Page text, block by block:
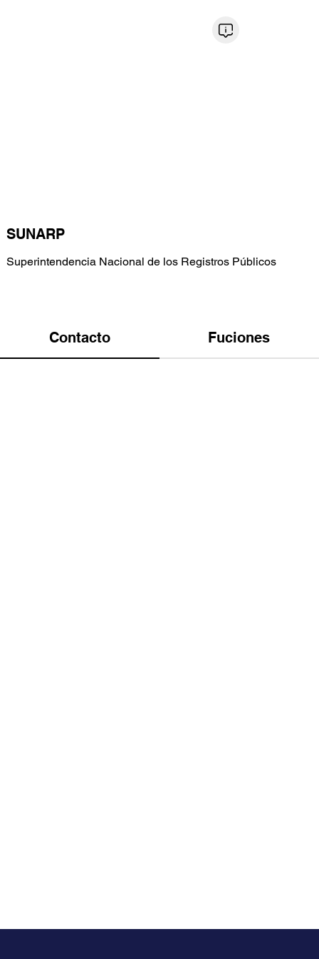
Superintendencia Nacional de los Registros Públicos
SUNARP
Contacto Fuciones